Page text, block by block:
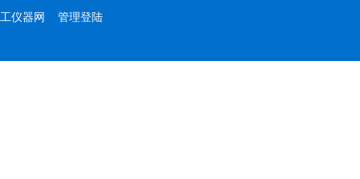
工仪器网
管理登陆